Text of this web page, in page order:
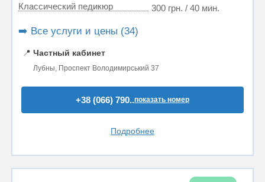
Классический педикюр 300 грн. / 40 мин.
➡️ Все услуги и цены (34)
📍 Частный кабинет
Лубны, Проспект Володимирський 37
+38 (066) 790..показать номер
Подробнее